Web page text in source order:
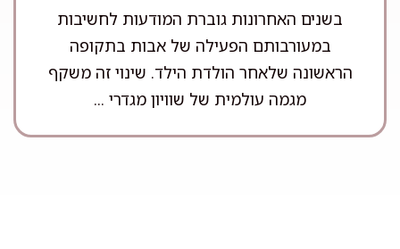
בשנים האחרונות גוברת המודעות לחשיבות
במעורבותם הפעילה של אבות בתקופה
הראשונה שלאחר הולדת הילד. שינוי זה משקף
מגמה עולמית של שוויון מגדרי ...